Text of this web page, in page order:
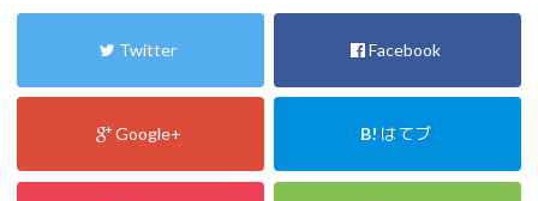
Twitter Facebook
Google+ B! はてブ